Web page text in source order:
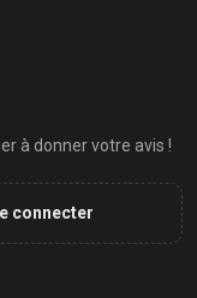
à donner votre avis !
connecter